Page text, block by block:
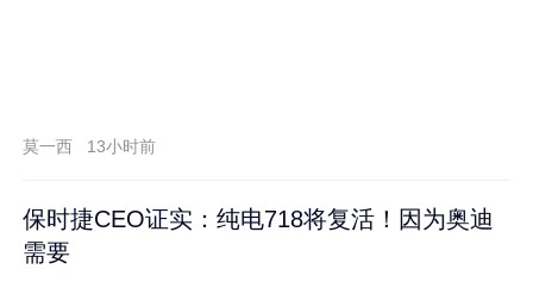
莫一西 13小时前
保时捷CEO证实：纯电718将复活！因为奥迪
需要